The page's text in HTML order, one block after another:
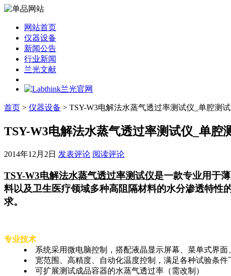
网站首页
仪器设备
新闻公告
行业新闻
兰光文献
首页 > 仪器设备 > TSY-W3电解法水蒸气透过率测试仪_单腔测
TSY-W3电解法水蒸气透过率测试仪_单腔
2014年12月2日 发表评论 阅读评论
TSY-W3电解法水蒸气透过率测试仪是一款专业用于
料以及卫生医疗领域多种高阻隔材料的水分渗透特性
求。
专业技术
系统采用微电脑控制，搭配液晶显示屏幕、菜单式界
宽范围、高精度、自动化温度控制，满足各种试验条件
可扩展测试成品容器的水蒸气透过率（需改制）